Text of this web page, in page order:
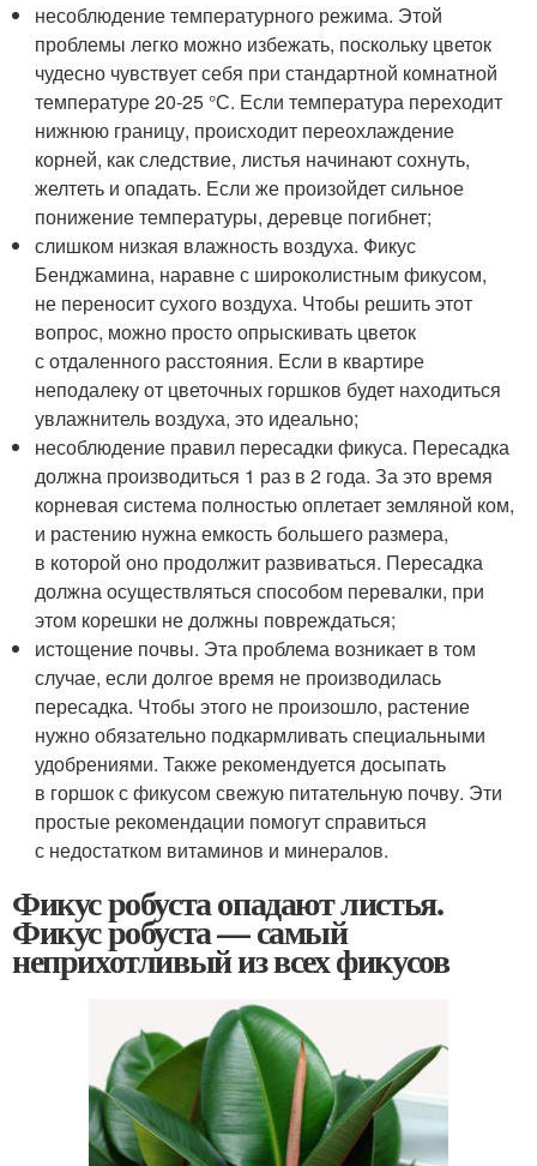
несоблюдение температурного режима. Этой
проблемы легко можно избежать, поскольку цветок
чудесно чувствует себя при стандартной комнатной
температуре 20-25 °С. Если температура переходит
нижнюю границу, происходит переохлаждение
корней, как следствие, листья начинают сохнуть,
желтеть и опадать. Если же произойдет сильное
понижение температуры, деревце погибнет;
слишком низкая влажность воздуха. Фикус
Бенджамина, наравне с широколистным фикусом,
не переносит сухого воздуха. Чтобы решить этот
вопрос, можно просто опрыскивать цветок
с отдаленного расстояния. Если в квартире
неподалеку от цветочных горшков будет находиться
увлажнитель воздуха, это идеально;
несоблюдение правил пересадки фикуса. Пересадка
должна производиться 1 раз в 2 года. За это время
корневая система полностью оплетает земляной ком,
и растению нужна емкость большего размера,
в которой оно продолжит развиваться. Пересадка
должна осуществляться способом перевалки, при
этом корешки не должны повреждаться;
истощение почвы. Эта проблема возникает в том
случае, если долгое время не производилась
пересадка. Чтобы этого не произошло, растение
нужно обязательно подкармливать специальными
удобрениями. Также рекомендуется досыпать
в горшок с фикусом свежую питательную почву. Эти
простые рекомендации помогут справиться
с недостатком витаминов и минералов.
Фикус робуста опадают листья.
Фикус робуста — самый
неприхотливый из всех фикусов